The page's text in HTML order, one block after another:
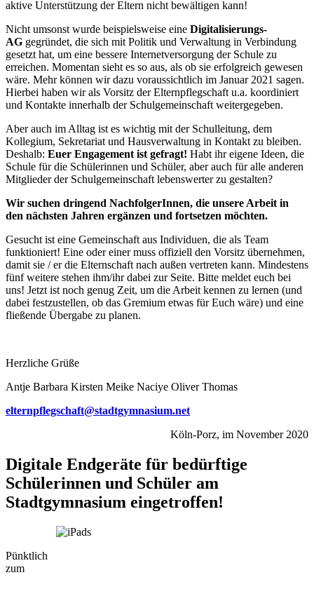
aktive Unterstützung der Eltern nicht bewältigen kann!
Nicht umsonst wurde beispielsweise eine Digitalisierungs-
AG gegründet, die sich mit Politik und Verwaltung in Verbindung
gesetzt hat, um eine bessere Internetversorgung der Schule zu
erreichen. Momentan sieht es so aus, als ob sie erfolgreich gewesen
wäre. Mehr können wir dazu voraussichtlich im Januar 2021 sagen.
Hierbei haben wir als Vorsitz der Elternpflegschaft u.a. koordiniert
und Kontakte innerhalb der Schulgemeinschaft weitergegeben.
Aber auch im Alltag ist es wichtig mit der Schulleitung, dem
Kollegium, Sekretariat und Hausverwaltung in Kontakt zu bleiben.
Deshalb: Euer Engagement ist gefragt! Habt ihr eigene Ideen, die
Schule für die Schülerinnen und Schüler, aber auch für alle anderen
Mitglieder der Schulgemeinschaft lebenswerter zu gestalten?
Wir suchen dringend NachfolgerInnen, die unsere Arbeit in
den nächsten Jahren ergänzen und fortsetzen möchten.
Gesucht ist eine Gemeinschaft aus Individuen, die als Team
funktioniert! Eine oder einer muss offiziell den Vorsitz übernehmen,
damit sie / er die Elternschaft nach außen vertreten kann. Mindestens
fünf weitere stehen ihm/ihr dabei zur Seite. Bitte meldet euch bei
uns! Jetzt ist noch genug Zeit, um die Arbeit kennen zu lernen (und
dabei festzustellen, ob das Gremium etwas für Euch wäre) und eine
fließende Übergabe zu planen.
Herzliche Grüße
Antje Barbara Kirsten Meike Naciye Oliver Thomas
elternpflegschaft@stadtgymnasium.net
Köln-Porz, im November 2020
Digitale Endgeräte für bedürftige
Schülerinnen und Schüler am
Stadtgymnasium eingetroffen!
Pünktlich
zum